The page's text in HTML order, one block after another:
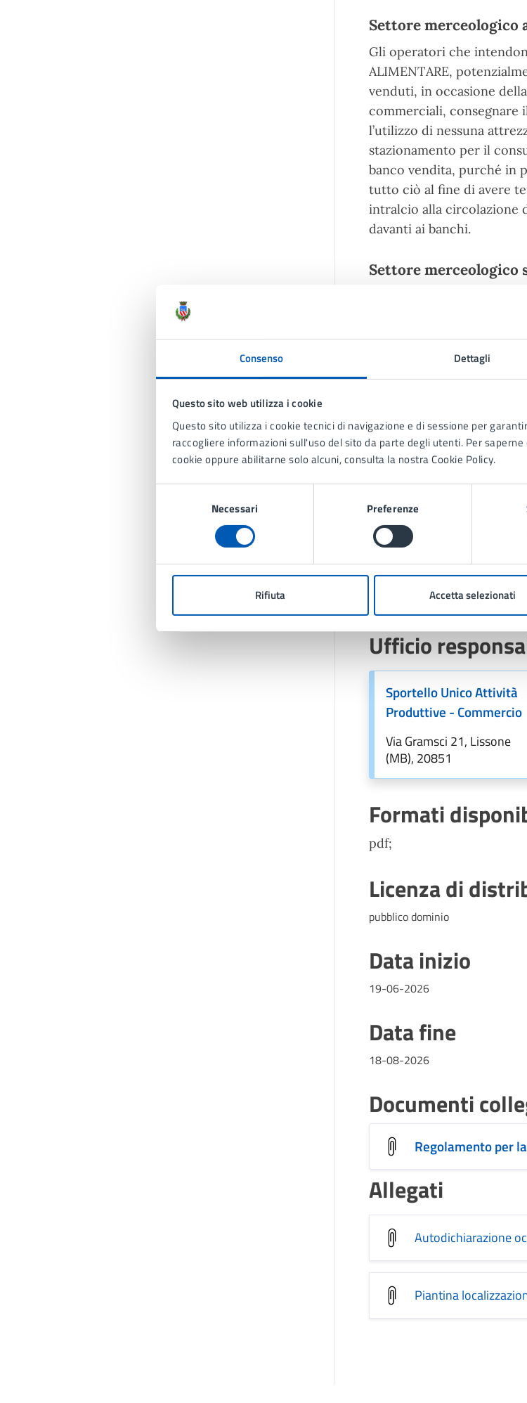
Consenso Dettagli
Questo sito web utilizza i cookie
Questo sito utilizza i cookie tecnici di navigazione e di sessione per
raccogliere informazioni sull'uso del sito da parte degli utenti. Per
cookie oppure abilitarne solo alcuni, consulta la nostra Cookie Policy.
Necessari Preferenze
Rifiuta Accetta selezionati
Settore merceologico
Gli operatori che
ALIMENTARE,
venduti, in occasione
commerciali, consegnare
l’utilizzo di nessuna
stazionamento per il
banco vendita, purché in
tutto ciò al fine di avere
intralcio alla circolazione
davanti ai banchi.
Settore merceologico
Gli operatori che
somministrazione di
indicare, al paragrafo "
merceologico "
Per la dichiarazione da
regole del presente
approvata con
Documento
Bando Fiera di
Ufficio
Sportello Unico Attività
Produttive - Commercio
Via Gramsci 21, Lissone
(MB), 20851
Formati
pdf;
Licenza di
pubblico dominio
Data inizio
19-06-2026
Data fine
18-08-2026
Documenti
Regolamento per
Allegati
Autodichiarazione
Piantina